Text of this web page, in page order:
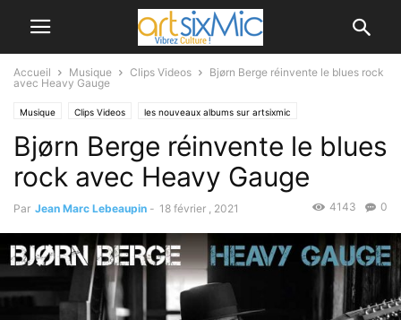
Accueil Musique Clips Videos
Bjørn Berge réinvente le blues rock
avec Heavy Gauge
Musique Clips Videos les nouveaux albums sur artsixmic
Bjørn Berge réinvente le blues
rock avec Heavy Gauge
Par Jean Marc Lebeaupin - 18 février , 2021 0
4143